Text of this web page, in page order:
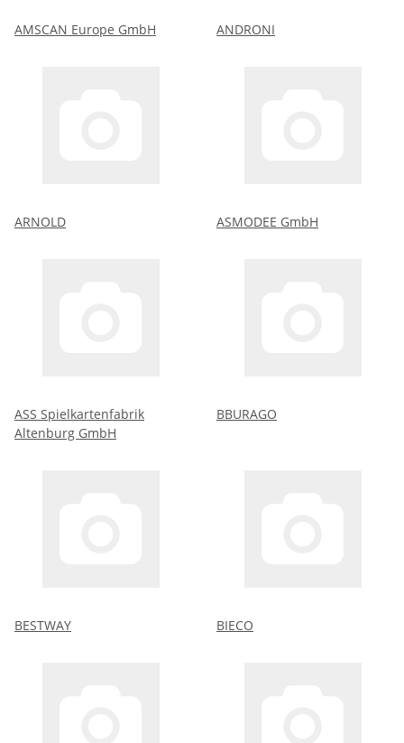
AMSCAN Europe GmbH ANDRONI
ARNOLD ASMODEE GmbH
ASS Spielkartenfabrik
Altenburg GmbH
BBURAGO
BESTWAY BIECO